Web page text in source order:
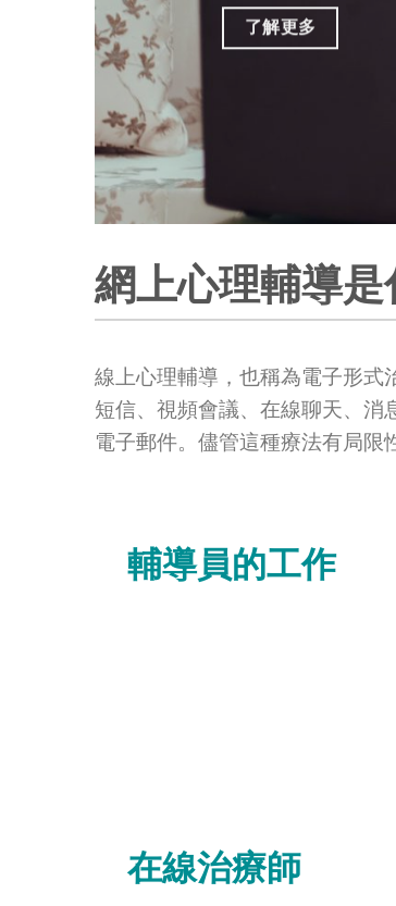
了解更多
網上心理輔導是
線上心理輔導，也稱為電子形式
短信、視頻會議、在線聊天、消
電子郵件。儘管這種療法有局限
輔導員的工作
在線治療師